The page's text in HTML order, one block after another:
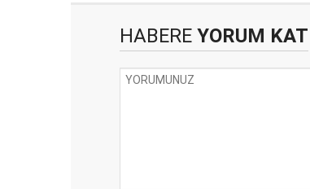
HABERE YORUM KAT